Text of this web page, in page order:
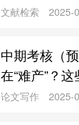
论文写作
中期考核（
在“难产”？